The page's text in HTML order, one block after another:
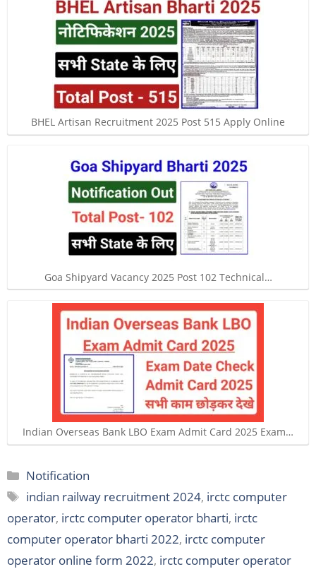
BHEL Artisan Recruitment 2025 Post 515 Apply Online
Goa Shipyard Vacancy 2025 Post 102 Technical…
Indian Overseas Bank LBO Exam Admit Card 2025 Exam…
Categories
Notification
Tags
indian railway recruitment 2024, irctc computer
operator, irctc computer operator bharti, irctc
computer operator bharti 2022, irctc computer
operator online form 2022, irctc computer operator